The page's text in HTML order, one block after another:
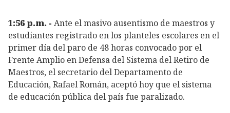
1:56 p.m. - Ante el masivo ausentismo de maestros y
estudiantes registrado en los planteles escolares en el
primer día del paro de 48 horas convocado por el
Frente Amplio en Defensa del Sistema del Retiro de
Maestros, el secretario del Departamento de
Educación, Rafael Román, aceptó hoy que el sistema
de educación pública del país fue paralizado.